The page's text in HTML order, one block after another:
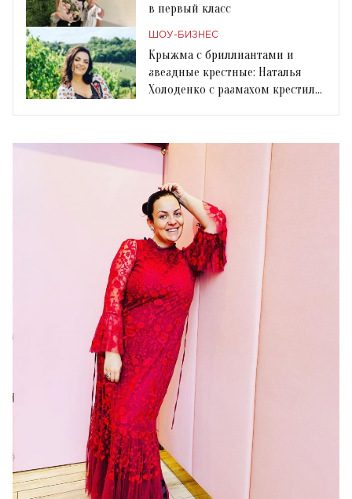
в первый класс
ШОУ-БИЗНЕС
Крыжма с бриллиантами и
звездные крестные: Наталья
Холоденко с размахом крестила